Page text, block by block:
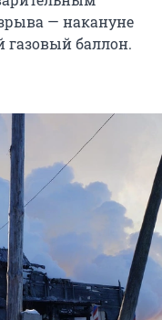
— накануне
газовый баллон.